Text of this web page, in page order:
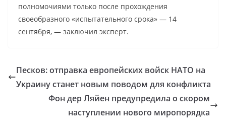
полномочиями только после прохождения
своеобразного «испытательного срока» — 14
сентября, — заключил эксперт.
Песков: отправка европейских войск НАТО на
Украину станет новым поводом для конфликта
Фон дер Ляйен предупредила о скором
наступлении нового миропорядка